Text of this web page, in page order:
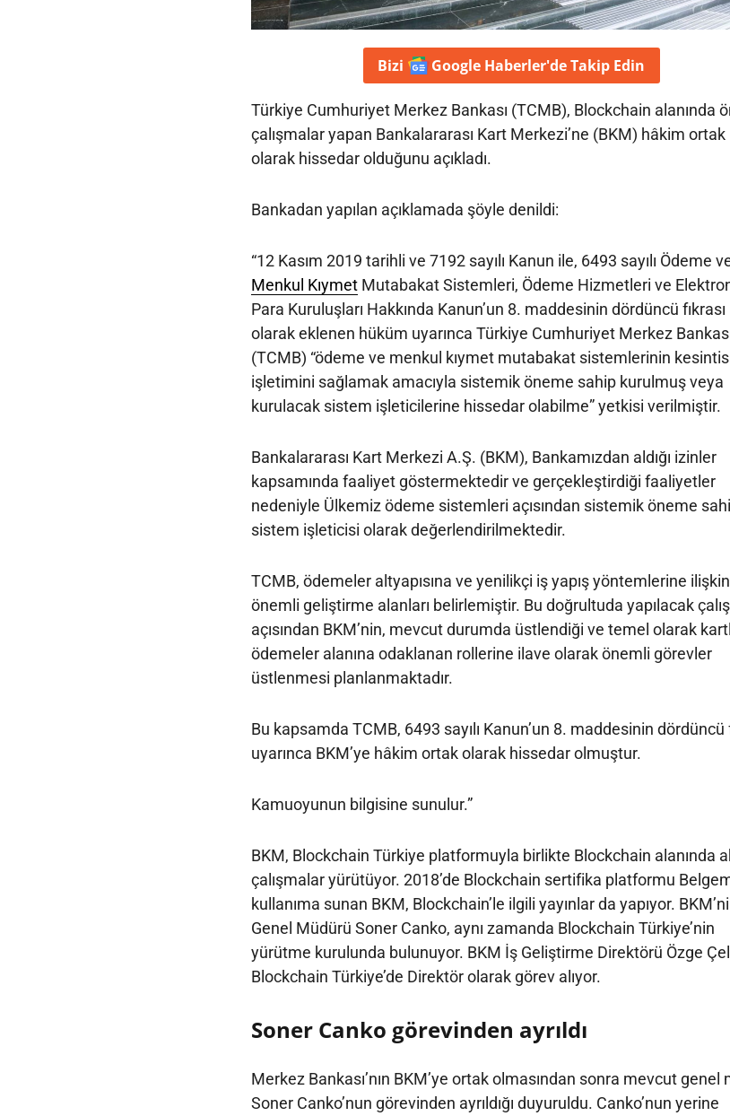
Bizi Google Haberler'deTakip Edin
Türkiye Cumhuriyet Merkez Bankası (TCMB), Blockchain alanında
çalışmalar yapan Bankalararası Kart Merkezi’ne (BKM) hâkim ortak
olarak hissedar olduğunu açıkladı.
Bankadan yapılan açıklamada şöyle denildi:
“12 Kasım 2019 tarihli ve 7192 sayılı Kanun ile, 6493 sayılı Ödeme
Menkul KıymetMutabakat Sistemleri, Ödeme Hizmetleri ve
Para Kuruluşları Hakkında Kanun’un 8. maddesinin dördüncü fıkrası
olarak eklenen hüküm uyarınca Türkiye Cumhuriyet Merkez
(TCMB) “ödeme ve menkul kıymet mutabakat sistemlerinin
işletimini sağlamak amacıyla sistemik öneme sahip kurulmuş veya
kurulacak sistem işleticilerine hissedar olabilme” yetkisi verilmiştir.
Bankalararası Kart Merkezi A.Ş. (BKM), Bankamızdan aldığı izinler
kapsamında faaliyet göstermektedir ve gerçekleştirdiği faaliyetler
nedeniyle Ülkemiz ödeme sistemleri açısından sistemik öneme
sistem işleticisi olarak değerlendirilmektedir.
TCMB, ödemeler altyapısına ve yenilikçi iş yapış yöntemlerine ilişkin
önemli geliştirme alanları belirlemiştir. Bu doğrultuda yapılacak
açısından BKM’nin, mevcut durumda üstlendiği ve temel olarak
ödemeler alanına odaklanan rollerine ilave olarak önemli görevler
üstlenmesi planlanmaktadır.
Bu kapsamda TCMB, 6493 sayılı Kanun’un 8. maddesinin dördüncü
uyarınca BKM’ye hâkim ortak olarak hissedar olmuştur.
Kamuoyunun bilgisine sunulur.”
BKM, Blockchain Türkiye platformuyla birlikte Blockchain alanında
çalışmalar yürütüyor. 2018’de Blockchain sertifika platformu
kullanıma sunan BKM, Blockchain’le ilgili yayınlar da yapıyor.
Genel Müdürü Soner Canko, aynı zamanda Blockchain Türkiye’nin
yürütme kurulunda bulunuyor. BKM İş Geliştirme Direktörü Özge
Blockchain Türkiye’de Direktör olarak görev alıyor.
Soner Canko görevinden ayrıldı
Merkez Bankası’nın BKM’ye ortak olmasından sonra mevcut genel
Soner Canko’nun görevinden ayrıldığı duyuruldu. Canko’nun yerine